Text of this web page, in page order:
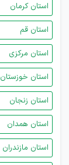
استان کرمان
استان قم
استان مرکزی
استان خوزستان
استان زنجان
استان همدان
استان مازندران